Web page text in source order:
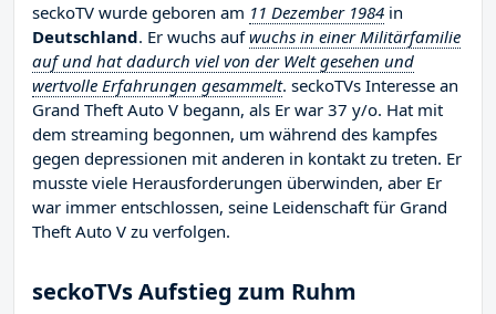
seckoTV wurde geboren am 11 Dezember 1984 in
Deutschland. Er wuchs aufwuchs in einer Militärfamilie
auf und hat dadurch viel von der Welt gesehen und
wertvolle Erfahrungen gesammelt. seckoTVs Interesse an
Grand Theft Auto V begann, als Er war 37 y/o. Hat mit
dem streaming begonnen, um während des kampfes
gegen depressionen mit anderen in kontakt zu treten. Er
musste viele Herausforderungen überwinden, aber Er
war immer entschlossen, seine Leidenschaft für Grand
Theft Auto V zu verfolgen.
seckoTVs Aufstieg zum Ruhm